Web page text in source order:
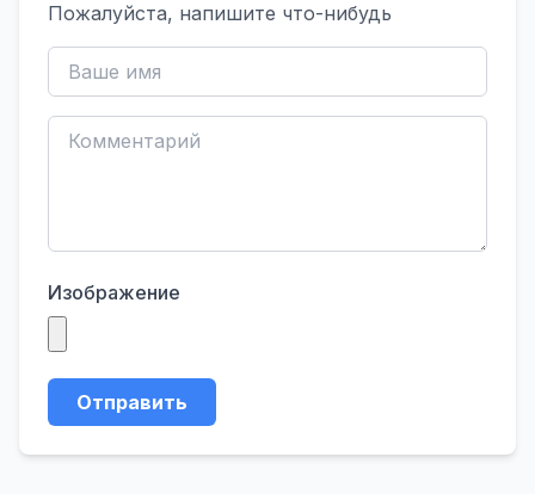
Пожалуйста, напишите что-нибудь
Изображение
Отправить